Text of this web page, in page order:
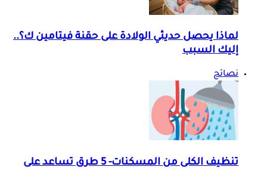
لماذا يحصل حديثي الولادة على حقنة فيتامين ك؟..
إليك السبب
نصائح
تنظيف الكلى من المسكنات- 5 طرق تساعد على